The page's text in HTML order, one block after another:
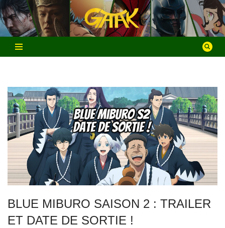
Aller
au
contenu
BLUE MIBURO SAISON 2 : TRAILER
ET DATE DE SORTIE !